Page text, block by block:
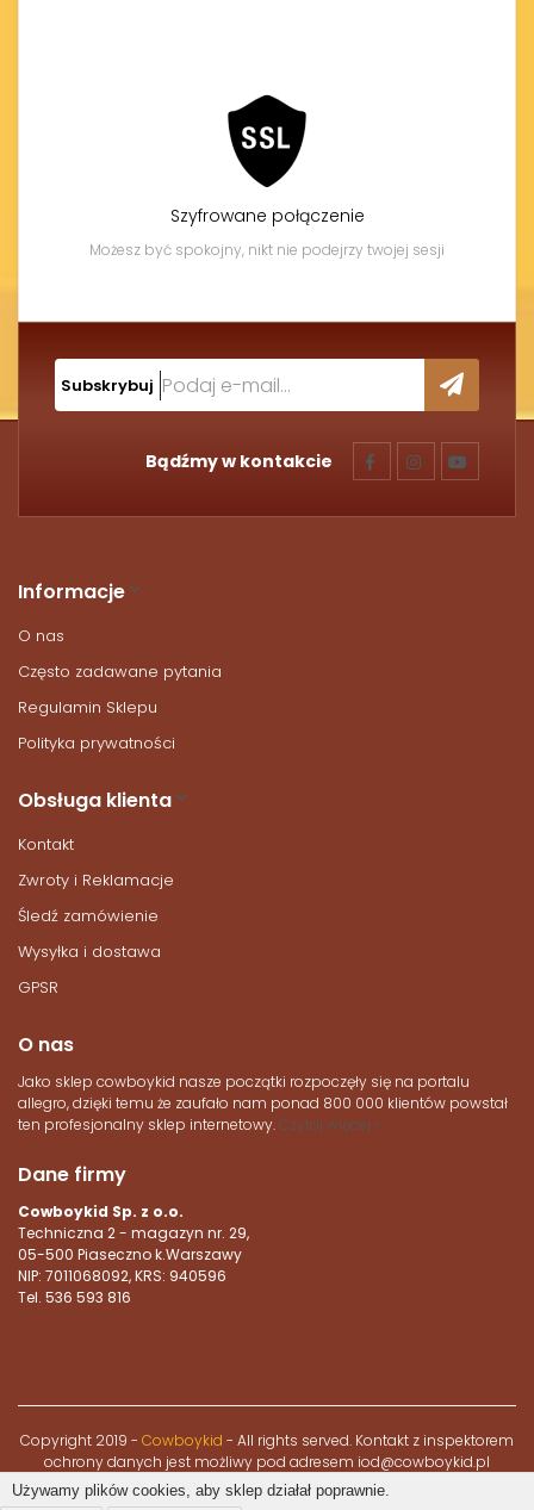
Szyfrowane połączenie
Możesz być spokojny, nikt nie podejrzy twojej sesji
Subskrybuj
Bądźmy w kontakcie
Informacje
O nas
Często zadawane pytania
Regulamin Sklepu
Polityka prywatności
Obsługa klienta
Kontakt
Zwroty i Reklamacje
Śledź zamówienie
Wysyłka i dostawa
GPSR
O nas
Jako sklep cowboykid nasze początki rozpoczęły się na portalu
allegro, dzięki temu że zaufało nam ponad 800 000 klientów powstał
ten profesjonalny sklep internetowy.Czytaj więcej »
Dane firmy
Cowboykid Sp. z o.o.
Techniczna 2 - magazyn nr. 29,
05-500 Piaseczno k.Warszawy
NIP: 7011068092, KRS: 940596
Tel. 536 593 816
Copyright 2019 - Cowboykid - All rights served. Kontakt z inspektorem
ochrony danych jest możliwy pod adresem iod@cowboykid.pl
Używamy plików cookies, aby sklep działał poprawnie.